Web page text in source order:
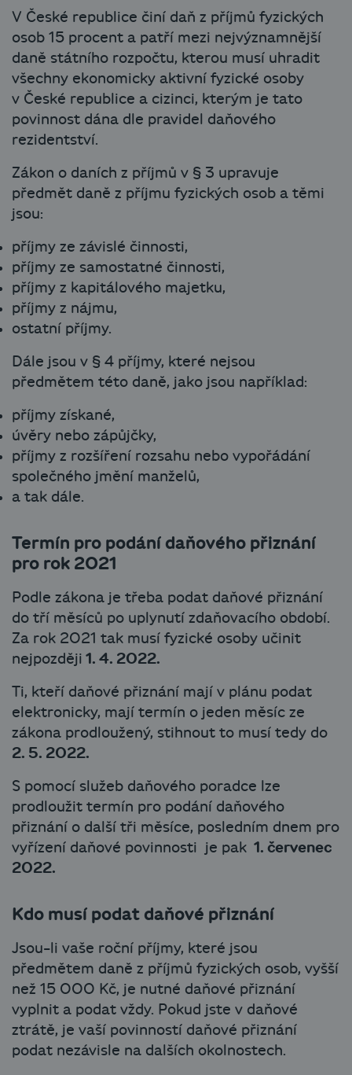
V České republice činí daň z příjmů fyzických
osob 15 procent a patří mezi nejvýznamnější
daně státního rozpočtu, kterou musí uhradit
všechny ekonomicky aktivní fyzické osoby
v České republice a cizinci, kterým je tato
povinnost dána dle pravidel daňového
rezidentství.
Zákon o daních z příjmů v § 3 upravuje
předmět daně z příjmu fyzických osob a těmi
jsou:
příjmy ze závislé činnosti,
příjmy ze samostatné činnosti,
příjmy z kapitálového majetku,
příjmy z nájmu,
ostatní příjmy.
Dále jsou v § 4 příjmy, které nejsou
předmětem této daně, jako jsou například:
příjmy získané,
úvěry nebo zápůjčky,
příjmy z rozšíření rozsahu nebo vypořádání
společného jmění manželů,
a tak dále.
Termín pro podání daňového přiznání
pro rok 2021
Podle zákona je třeba podat daňové přiznání
do tří měsíců po uplynutí zdaňovacího období.
Za rok 2021 tak musí fyzické osoby učinit
nejpozději 1. 4. 2022.
Ti, kteří daňové přiznání mají v plánu podat
elektronicky, mají termín o jeden měsíc ze
zákona prodloužený, stihnout to musí tedy do
2. 5. 2022.
S pomocí služeb daňového poradce lze
prodloužit termín pro podání daňového
přiznání o další tři měsíce, posledním dnem pro
vyřízení daňové povinnosti je pak 1. červenec
2022.
Kdo musí podat daňové přiznání
Jsou-li vaše roční příjmy, které jsou
předmětem daně z příjmů fyzických osob, vyšší
než 15 000 Kč, je nutné daňové přiznání
vyplnit a podat vždy. Pokud jste v daňové
ztrátě, je vaší povinností daňové přiznání
podat nezávisle na dalších okolnostech.